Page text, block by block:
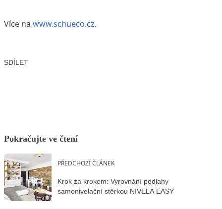
Více na www.schueco.cz.
SDÍLET
Pokračujte ve čtení
PŘEDCHOZÍ ČLÁNEK
Krok za krokem: Vyrovnání podlahy
samonivelační stěrkou NIVELA EASY